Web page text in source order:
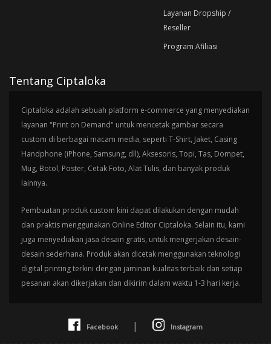
Layanan Dropship /
Reseller
Program Afiliasi
Tentang Ciptaloka
Ciptaloka adalah sebuah platform e-commerce yang menyediakan
layanan "Print on Demand" untuk mencetak gambar secara
custom di berbagai macam media, seperti T-Shirt, Jaket, Casing
Handphone (iPhone, Samsung, dll), Aksesoris, Topi, Tas, Dompet,
Mug, Botol, Poster, Cetak Foto, Alat Tulis, dan banyak produk
lainnya.
Pembuatan produk custom kini dapat dilakukan dengan mudah
dan praktis menggunakan Online Editor Ciptaloka. Selain itu, kami
juga menyediakan jasa desain gratis, untuk mengerjakan desain-
desain sederhana. Produk akan dicetak menggunakan teknologi
digital printing terkini dengan jaminan kualitas terbaik dan setiap
pesanan akan dikerjakan dan dikirim dalam waktu 1-3 hari kerja.
Facebook | Instagram